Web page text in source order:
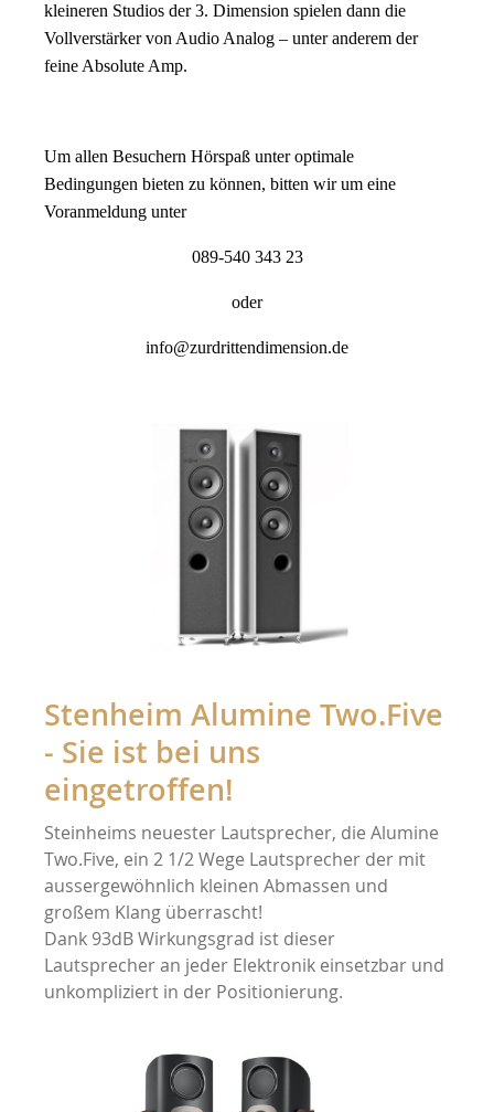
kleineren Studios der 3. Dimension spielen dann die
Vollverstärker von Audio Analog – unter anderem der
feine Absolute Amp.
Um allen Besuchern Hörspaß unter optimale
Bedingungen bieten zu können, bitten wir um eine
Voranmeldung unter
089-540 343 23
oder
info@zurdrittendimension.de
Stenheim Alumine Two.Five
- Sie ist bei uns
eingetroffen!
Steinheims neuester Lautsprecher, die Alumine
Two.Five, ein 2 1/2 Wege Lautsprecher der mit
aussergewöhnlich kleinen Abmassen und
großem Klang überrascht!
Dank 93dB Wirkungsgrad ist dieser
Lautsprecher an jeder Elektronik einsetzbar und
unkompliziert in der Positionierung.